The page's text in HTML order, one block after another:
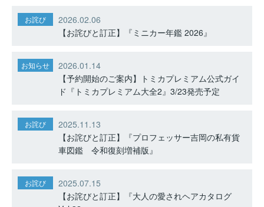
お詫び
2026.02.06
【お詫びと訂正】『ミニカー年鑑 2026』
お知らせ
2026.01.14
【予約開始のご案内】トミカプレミアム公式ガイ
ド『トミカプレミアム大全2』3/23発売予定
お詫び
2025.11.13
【お詫びと訂正】『プロフェッサー吉岡の私有貨
車図鑑 令和復刻増補版』
お詫び
2025.07.15
【お詫びと訂正】『大人の愛されヘアカタログ